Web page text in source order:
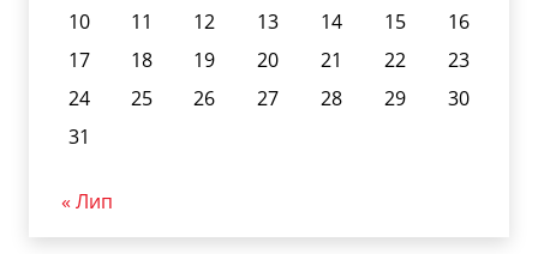
10
11 12 13 14 15
16
17
18 19 20 21 22
23
24
25 26 27 28 29
30
31
« Лип